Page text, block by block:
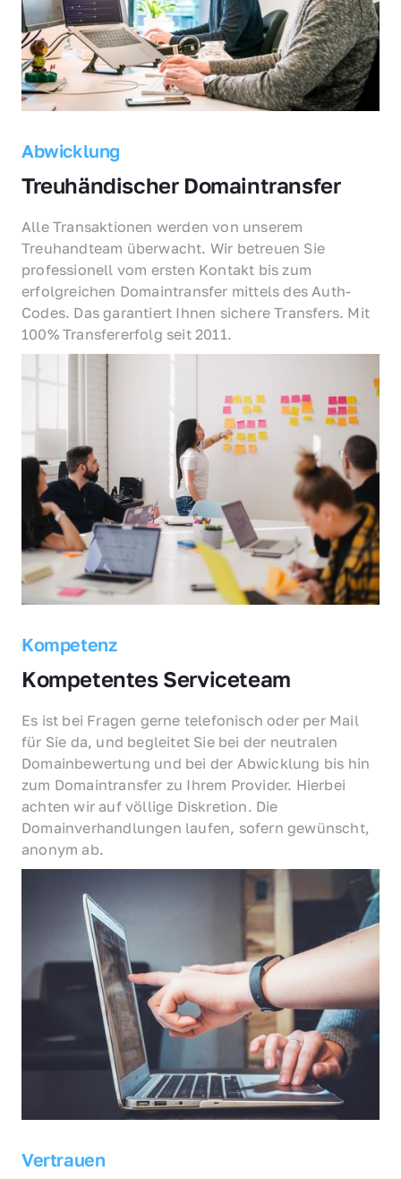
Abwicklung
Treuhändischer Domaintransfer
Alle Transaktionen werden von unserem
Treuhandteam überwacht. Wir betreuen Sie
professionell vom ersten Kontakt bis zum
erfolgreichen Domaintransfer mittels des Auth-
Codes. Das garantiert Ihnen sichere Transfers. Mit
100% Transfererfolg seit 2011.
Kompetenz
Kompetentes Serviceteam
Es ist bei Fragen gerne telefonisch oder per Mail
für Sie da, und begleitet Sie bei der neutralen
Domainbewertung und bei der Abwicklung bis hin
zum Domaintransfer zu Ihrem Provider. Hierbei
achten wir auf völlige Diskretion. Die
Domainverhandlungen laufen, sofern gewünscht,
anonym ab.
Vertrauen